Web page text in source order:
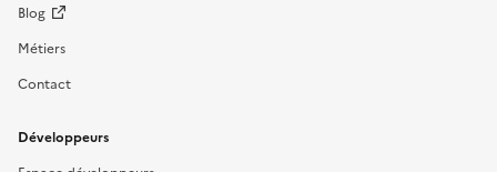
Blog
Métiers
Contact
Développeurs